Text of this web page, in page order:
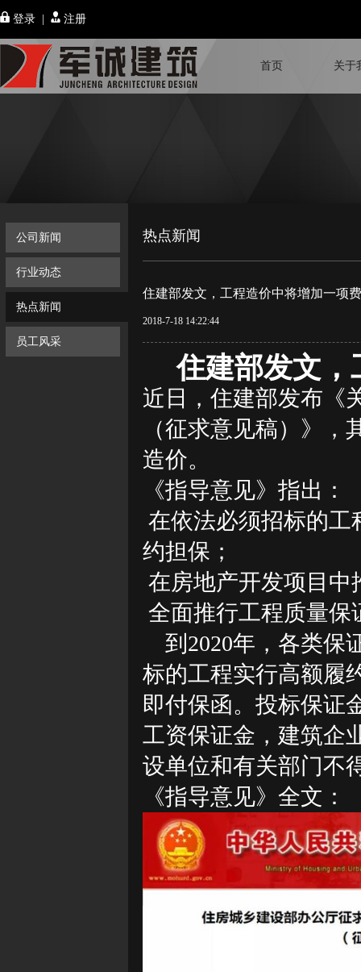
登录 注册
首页 关于
公司新闻
行业动态
热点新闻
员工风采
热点新闻
住建部发文，工程造价中将增加一
2018-7-18 14:22:44
住建部发文
近日，住建部发布《
（征求意见稿）》
造价。
《指导意见》指出：
在依法必须招标的工
约担保；
在房地产开发项目中
全面推行工程质量保
到 2020年，各类保
标的工程实行高额履
即付保函。投标保证
工资保证金，建筑企
设单位和有关部门不
《指导意见》全文：